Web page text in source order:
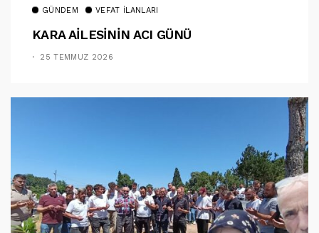
GÜNDEM VEFAT İLANLARI
KARA AİLESİNİN ACI GÜNÜ
25 TEMMUZ 2026